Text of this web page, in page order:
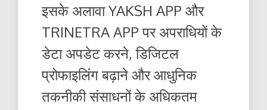
इसके अलावा YAKSH APP और
TRINETRA APP पर अपराधियों के
डेटा अपडेट करने, डिजिटल
प्रोफाइलिंग बढ़ाने और आधुनिक
तकनीकी संसाधनों के अधिकतम